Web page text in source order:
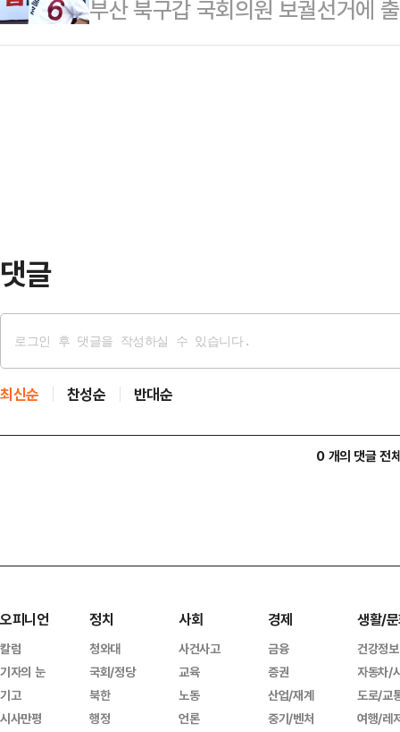
말했다.입자가 매우 작은 미세플라
통해 여러 장기에 …
관계망서비스(SNS)에 '조국 유세
숏폼 영상을 올렸다.영상에서 조 후
부산 북구갑 국회의원 보궐선거에
각종 공세를 펼치는 더불어민주당
댓글
최신순 찬성순 반대순
0 개의 댓글 전
오피니언
칼럼
기자의 눈
기고
시사만평
정치
청와대
국회/정당
북한
행정
사회
사건사고
교육
노동
언론
경제
금융
증권
산업/재계
중기/벤처
생활/
건강정보
자동차/
도로/교
여행/레